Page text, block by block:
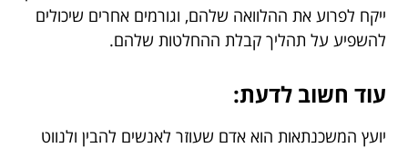
ייקח לפרוע את ההלוואה שלהם, וגורמים אחרים שיכולים
להשפיע על תהליך קבלת ההחלטות שלהם.
עוד חשוב לדעת:
יועץ המשכנתאות הוא אדם שעוזר לאנשים להבין ולנווט